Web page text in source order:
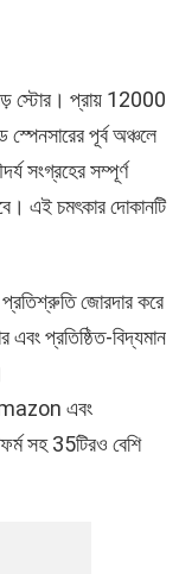
বড় স্টোর। প্রায় 12000
পূর্ব অঞ্চলে
সংগ্রহের সম্পূর্ণ
এই চমৎকার দোকানটি
জোরদার করে
প্রতিষ্ঠিত-বিদ্যমান
এবং
সহ 35টিরও বেশি